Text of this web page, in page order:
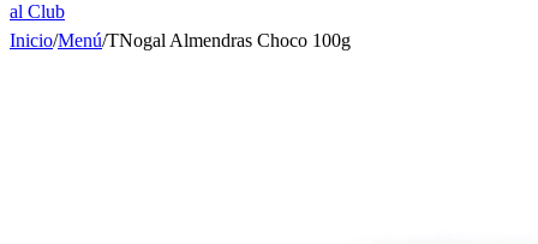
al Club
Inicio/Menú/TNogal Almendras Choco 100g